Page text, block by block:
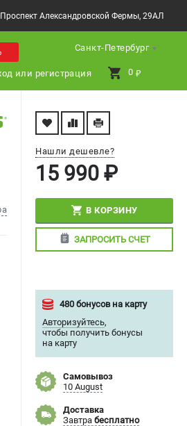
Проспект Александровской Фермы, 29АЛ
Санкт-Петербург
или регистрация 0 ₽
Нашли дешевле?
15 990 ₽
В КОРЗИНУ
ЗАПРОСИТЬ СЧЕТ
480 бонусов на карту
Авторизуйтесь,
чтобы получить бонусы
на карту
Самовывоз
10 August
Доставка
Завтра бесплатно